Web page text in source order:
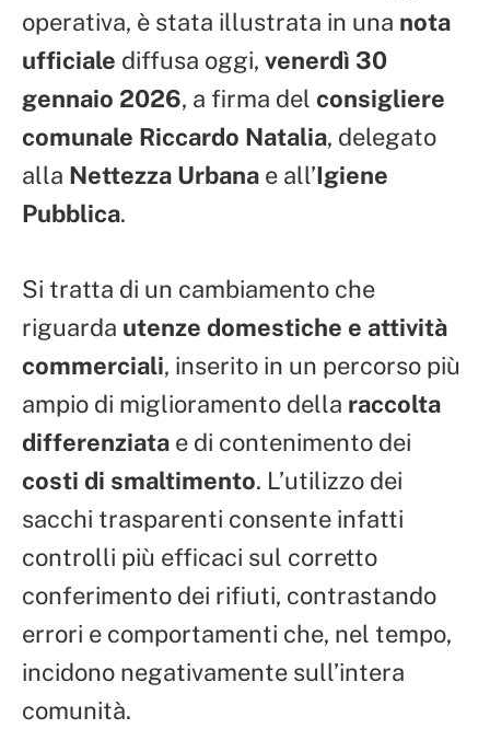
operativa, è stata illustrata in una nota
ufficiale diffusa oggi, venerdì 30
gennaio 2026, a firma del consigliere
comunale Riccardo Natalia, delegato
alla Nettezza Urbana e all’Igiene
Pubblica.
Si tratta di un cambiamento che
riguarda utenze domestiche e attività
commerciali, inserito in un percorso più
ampio di miglioramento della raccolta
differenziata e di contenimento dei
costi di smaltimento. L’utilizzo dei
sacchi trasparenti consente infatti
controlli più efficaci sul corretto
conferimento dei rifiuti, contrastando
errori e comportamenti che, nel tempo,
incidono negativamente sull’intera
comunità.